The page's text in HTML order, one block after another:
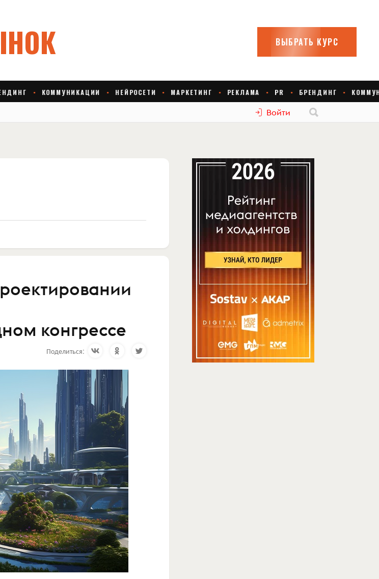
Войти
конгрессе
Поделиться: